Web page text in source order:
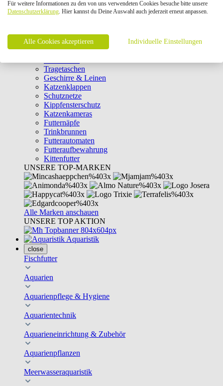
Intelligenzspielzeug
Laserpointer & Elektrospielzeug
Clicker & Target Sticks für Katzen
Weiteres Katzenspielzeug
Transportboxen
Tragetaschen
Geschirre & Leinen
Katzenklappen
Schutznetze
Kippfensterschutz
Katzenkameras
Futternäpfe
Trinkbrunnen
Futterautomaten
Futteraufbewahrung
Kittenfutter
UNSERE TOP-MARKEN
Alle Marken anschauen
UNSERE TOP AKTION
Aquaristik
close
Fischfutter
Aquarien
Aquarienpflege & Hygiene
Aquarientechnik
Aquarieneinrichtung & Zubehör
Aquarienpflanzen
Meerwasseraquaristik
Für weitere Informationen zu den von uns verwendeten Cookies besuche bitte unsere
Datenschutzerklärung. Hier kannst du Deine Auswahl auch jederzeit erneut anpassen.
Alle Cookies akzeptieren Individuelle Einstellungen